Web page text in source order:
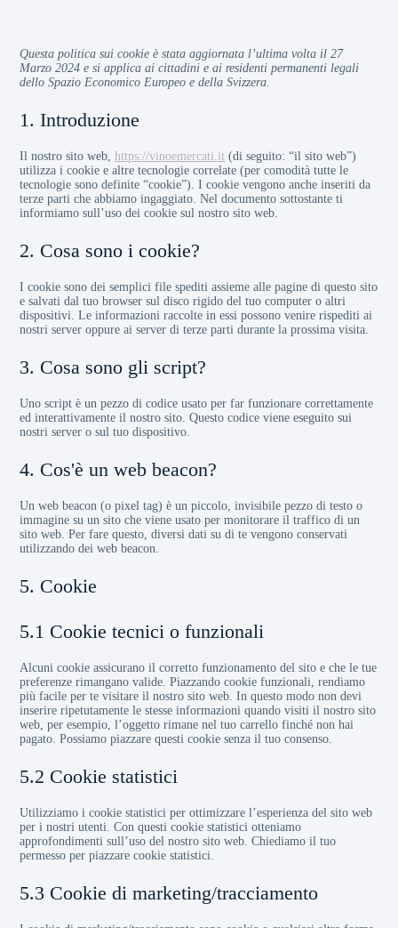
Questa politica sui cookie è stata aggiornata l’ultima volta il 27
Marzo 2024 e si applica ai cittadini e ai residenti permanenti legali
dello Spazio Economico Europeo e della Svizzera.
1. Introduzione
Il nostro sito web,https://vinoemercati.it (di seguito: “il sito web”)
utilizza i cookie e altre tecnologie correlate (per comodità tutte le
tecnologie sono definite “cookie”). I cookie vengono anche inseriti da
terze parti che abbiamo ingaggiato. Nel documento sottostante ti
informiamo sull’uso dei cookie sul nostro sito web.
2. Cosa sono i cookie?
I cookie sono dei semplici file spediti assieme alle pagine di questo sito
e salvati dal tuo browser sul disco rigido del tuo computer o altri
dispositivi. Le informazioni raccolte in essi possono venire rispediti ai
nostri server oppure ai server di terze parti durante la prossima visita.
3. Cosa sono gli script?
Uno script è un pezzo di codice usato per far funzionare correttamente
ed interattivamente il nostro sito. Questo codice viene eseguito sui
nostri server o sul tuo dispositivo.
4. Cos'è un web beacon?
Un web beacon (o pixel tag) è un piccolo, invisibile pezzo di testo o
immagine su un sito che viene usato per monitorare il traffico di un
sito web. Per fare questo, diversi dati su di te vengono conservati
utilizzando dei web beacon.
5. Cookie
5.1 Cookie tecnici o funzionali
Alcuni cookie assicurano il corretto funzionamento del sito e che le tue
preferenze rimangano valide. Piazzando cookie funzionali, rendiamo
più facile per te visitare il nostro sito web. In questo modo non devi
inserire ripetutamente le stesse informazioni quando visiti il nostro sito
web, per esempio, l’oggetto rimane nel tuo carrello finché non hai
pagato. Possiamo piazzare questi cookie senza il tuo consenso.
5.2 Cookie statistici
Utilizziamo i cookie statistici per ottimizzare l’esperienza del sito web
per i nostri utenti. Con questi cookie statistici otteniamo
approfondimenti sull’uso del nostro sito web. Chiediamo il tuo
permesso per piazzare cookie statistici.
5.3 Cookie di marketing/tracciamento